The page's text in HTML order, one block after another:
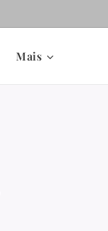
Mais